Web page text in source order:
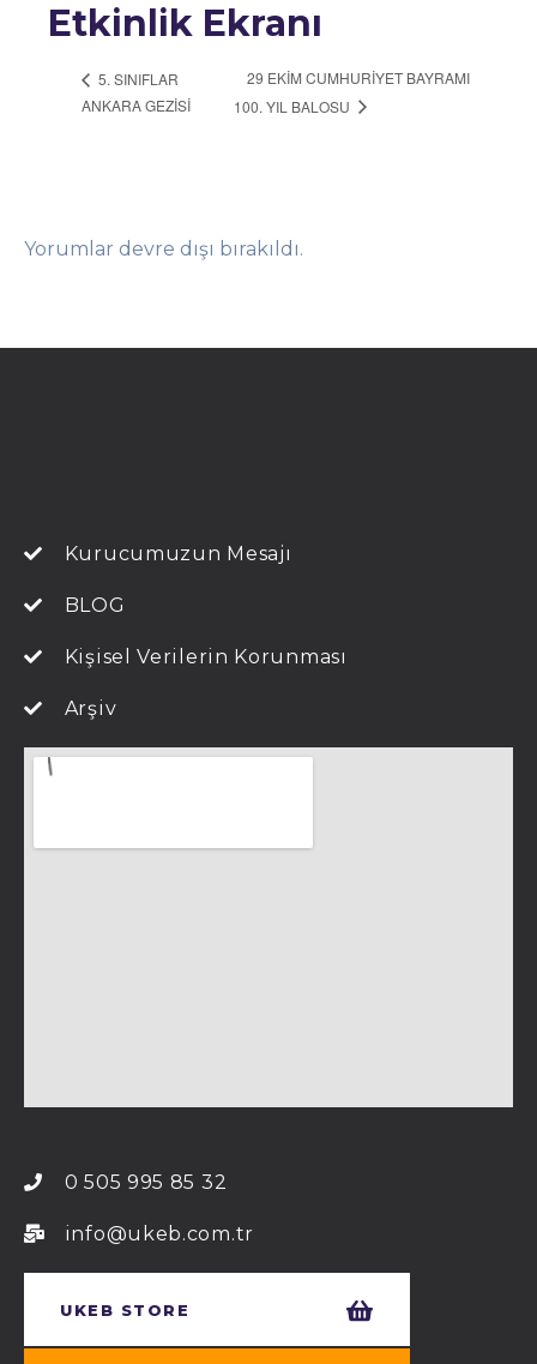
Etkinlik Ekranı
5. SINIFLAR
ANKARA GEZİSİ
29 EKİM CUMHURİYET BAYRAMI
100. YIL BALOSU
Yorumlar devre dışı bırakıldı.
Kurucumuzun Mesajı
BLOG
Kişisel Verilerin Korunması
Arşiv
0 505 995 85 32
info@ukeb.com.tr
UKEB STORE